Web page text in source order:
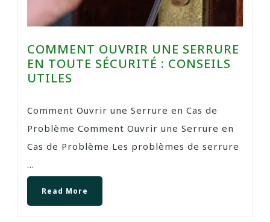
COMMENT OUVRIR UNE SERRURE
EN TOUTE SÉCURITÉ : CONSEILS
UTILES
Comment Ouvrir une Serrure en Cas de
Problème Comment Ouvrir une Serrure en
Cas de Problème Les problèmes de serrure
...
Read More